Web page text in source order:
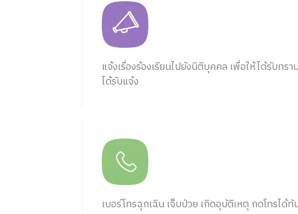
แจ้งเรื่องร้องเรียนไปยังนิติบุคคล เพื่อให้ได้รับทร
ได้รับแจ้ง
เบอร์โทรฉุกเฉิน เจ็บป่วย เกิดอุบัติเหตุ กดโทรได้